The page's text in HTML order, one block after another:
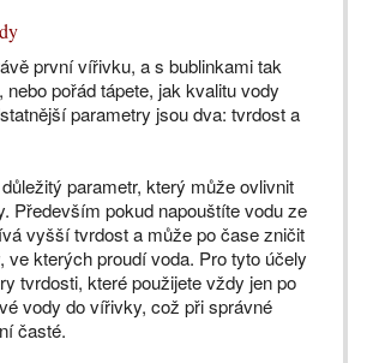
první vířivku, a s bublinkami tak
pořád tápete, jak kvalitu vody
parametry jsou dva: tvrdost a
parametr, který může ovlivnit
Především pokud napouštíte vodu ze
vyšší tvrdost a může po čase zničit
ve kterých proudí voda. Pro tyto účely
tvrdosti, které použijete vždy jen po
vody do vířivky, což při správné
časté.